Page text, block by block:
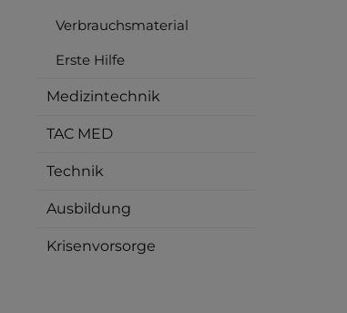
Verbrauchsmaterial
Erste Hilfe
Medizintechnik
TAC MED
Technik
Ausbildung
Krisenvorsorge